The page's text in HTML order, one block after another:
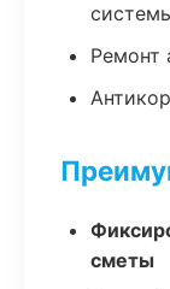
Ремонт
сметы